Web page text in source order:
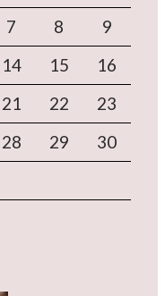
7 8
9
14 15
16
21 22
23
28 29
30